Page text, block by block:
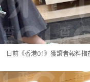
日前《香港01》獲讀者報料指